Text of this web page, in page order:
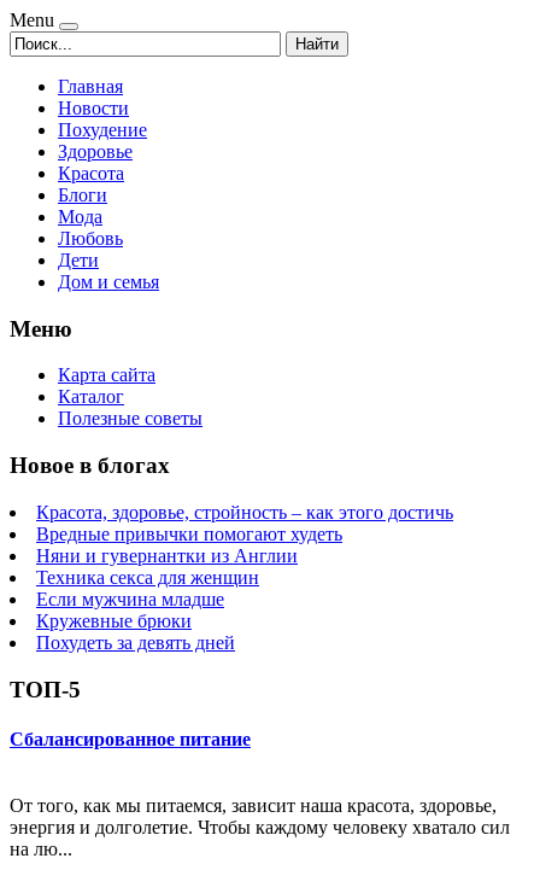
Menu
Найти
Главная
Новости
Похудение
Здоровье
Красота
Блоги
Мода
Любовь
Дети
Дом и семья
Меню
Карта сайта
Каталог
Полезные советы
Новое в блогах
Красота, здоровье, стройность – как этого достичь
Вредные привычки помогают худеть
Няни и гувернантки из Англии
Техника секса для женщин
Если мужчина младше
Кружевные брюки
Похудеть за девять дней
ТОП-5
Сбалансированное питание
От того, как мы питаемся, зависит наша красота, здоровье,
энергия и долголетие. Чтобы каждому человеку хватало сил
на лю...